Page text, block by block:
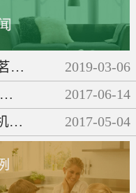
弘擎科技举办2019表彰暨春茗晚会 2019-03-06
2016年伯恩、蓝思、等3D玻璃企业们都做了些啥呢？
2017-06-14
“横向扩展，纵向深挖”成手机产业链发展必然趋势
2017-05-04